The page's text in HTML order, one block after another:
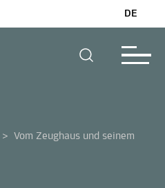
DE
> Vom Zeughaus und seinem